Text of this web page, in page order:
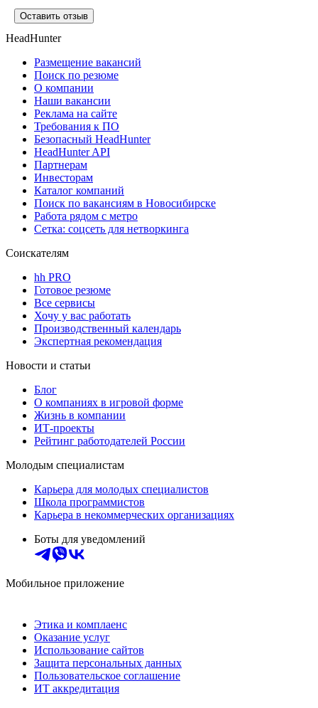
Оставить отзыв
HeadHunter
Размещение вакансий
Поиск по резюме
О компании
Наши вакансии
Реклама на сайте
Требования к ПО
Безопасный HeadHunter
HeadHunter API
Партнерам
Инвесторам
Каталог компаний
Поиск по вакансиям в Новосибирске
Работа рядом с метро
Сетка: соцсеть для нетворкинга
Соискателям
hh PRO
Готовое резюме
Все сервисы
Хочу у вас работать
Производственный календарь
Экспертная рекомендация
Новости и статьи
Блог
О компаниях в игровой форме
Жизнь в компании
ИТ-проекты
Рейтинг работодателей России
Молодым специалистам
Карьера для молодых специалистов
Школа программистов
Карьера в некоммерческих организациях
Боты для уведомлений
Мобильное приложение
Этика и комплаенс
Оказание услуг
Использование сайтов
Защита персональных данных
Пользовательское соглашение
ИТ аккредитация